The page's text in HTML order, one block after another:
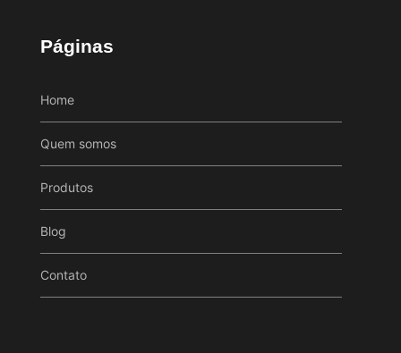
Páginas
Home
Quem somos
Produtos
Blog
Contato